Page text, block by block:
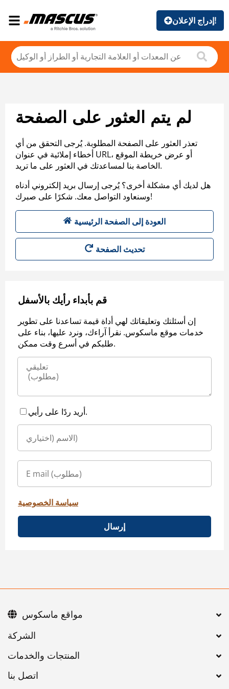
إدراج الإعلان!
لم يتم العثور على الصفحة
تعذر العثور على الصفحة المطلوبة. يُرجى التحقق من أي
أخطاء إملائية في عنوان URL، أو عرض خريطة الموقع
الخاصة بنا لمساعدتك في العثور على ما تريد.
هل لديك أي مشكلة أخرى؟ يُرجى إرسال بريد إلكتروني أدناه
وسنعاود التواصل معك. شكرًا على صبرك!
العودة إلى الصفحة الرئيسية
تحديث الصفحة
قم بأبداء رأيك بالأسفل
إن أسئلتك وتعليقاتك لهي أداة قيمة تساعدنا على تطوير
خدمات موقع ماسكوس. نقرأ آراءك، ونرد عليها، بناء على
طلبكم في أسرع وقت ممكن.
أريد ردًا على رأيي.
سياسة الخصوصية
إرسال
اتصل بنا
مواقع ماسكوس